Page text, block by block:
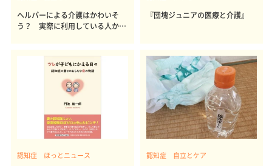
ヘルパーによる介護はかわいそ
う？ 実際に利用している人から
『団塊ジュニアの医療と介護』
認知症 ほっとニュース 認知症 自立とケア